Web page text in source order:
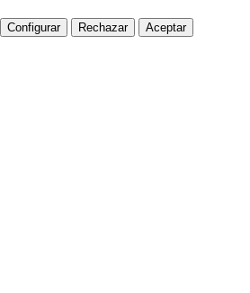
Configurar Rechazar Aceptar